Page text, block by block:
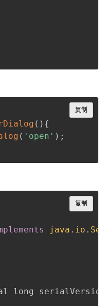
( ) {
( 'open' ) ;
复制
Copy
java . io .
long
复制
Copy